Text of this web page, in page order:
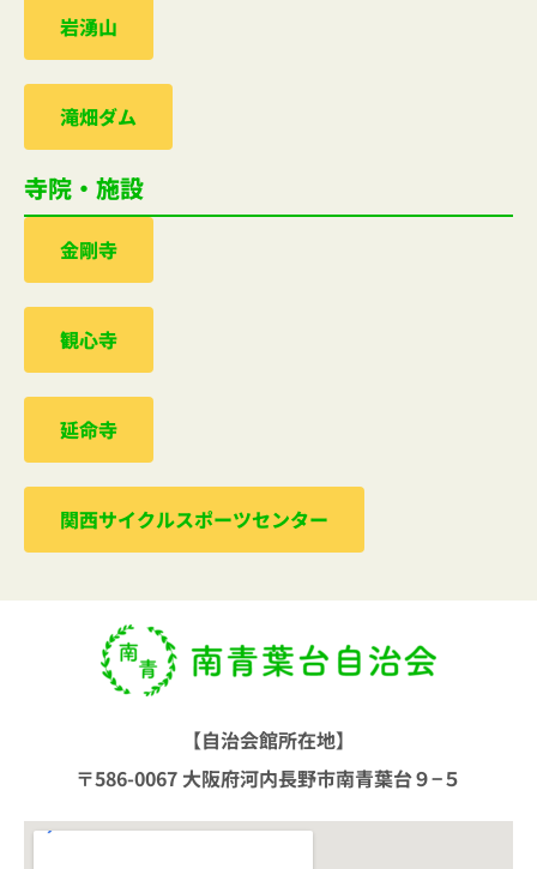
岩湧山
滝畑ダム
寺院・施設
金剛寺
観心寺
延命寺
関西サイクルスポーツセンター
【自治会館所在地】
〒586-0067 大阪府河内長野市南青葉台９−５